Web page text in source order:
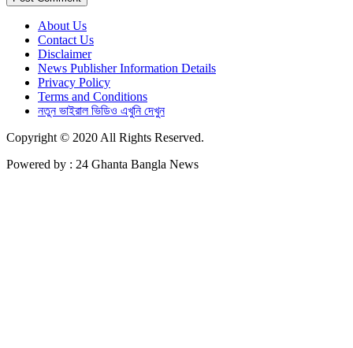
About Us
Contact Us
Disclaimer
News Publisher Information Details
Privacy Policy
Terms and Conditions
নতুন ভাইরাল ভিডিও এখুনি দেখুন
Copyright © 2020 All Rights Reserved.
Powered by : 24 Ghanta Bangla News